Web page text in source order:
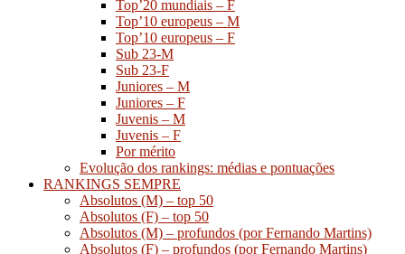
Top’20 mundiais – F
Top’10 europeus – M
Top’10 europeus – F
Sub 23-M
Sub 23-F
Juniores – M
Juniores – F
Juvenis – M
Juvenis – F
Por mérito
Evolução dos rankings: médias e pontuações
RANKINGS SEMPRE
Absolutos (M) – top 50
Absolutos (F) – top 50
Absolutos (M) – profundos (por Fernando Martins)
Absolutos (F) – profundos (por Fernando Martins)